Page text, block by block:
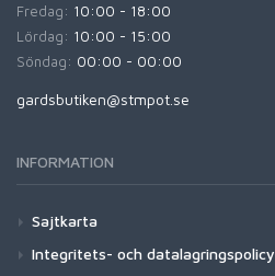
Fredag: 10:00 - 18:00
Lördag: 10:00 - 15:00
Söndag: 00:00 - 00:00
gardsbutiken@stmpot.se
INFORMATION
Sajtkarta
Integritets- och datalagringspolicy